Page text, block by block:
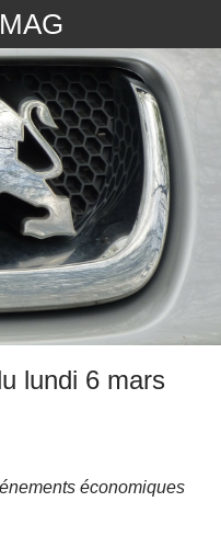
lundi 6 mars
économiques